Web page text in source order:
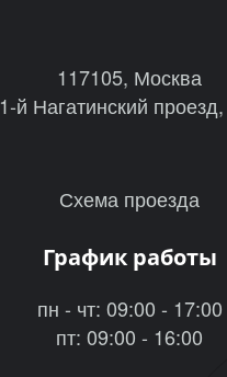
117105, Москва
1-й Нагатинский
Схема проезда
График работы
пн - чт: 09:00 - 17:00
пт: 09:00 - 16:00